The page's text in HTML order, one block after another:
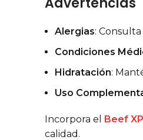
Alergias:
Condiciones
Hidratación:
Uso
Incorpora el Beef
calidad.